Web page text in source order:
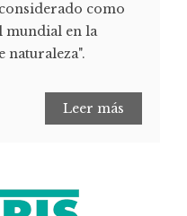
como
mundial en la
naturaleza".
Leer más